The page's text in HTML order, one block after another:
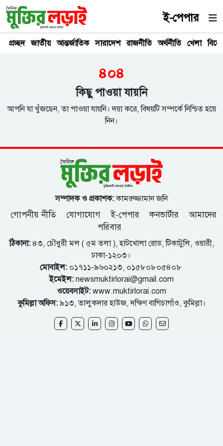
ই-পেপার
প্রচ্ছদ জাতীয় আন্তর্জাতিক সারাদেশ রাজনীতি অর্থনীতি খেলা
৪০৪
কিছু পাওয়া যায়নি
আপনি যা খুঁজছেন, তা পাওয়া যায়নি। দয়া করে, বিষয়টি সম্পর্কে নিশ্চিত হয়ে
নিন।
সম্পাদক ও প্রকাশক:কামরুজ্জামান জনি
গোপনীয় নীতি যোগাযোগ ই-পেপার কনভার্টার
আমাদের
পরিবার
ঠিকানা:৪৩, চৌধুরী মল ( ৫ম তলা ), হাটখোলা রোড, টিকাটুলি, ওয়ারী,
ঢাকা-১২০৩।
মোবাইল:০১৭১১-৯৬০২১৩, ০১৫৮০৮০৫৪০৮
ইমেইল: newsmuktirlorai@gmail.com
ওয়েবসাইট: www.muktirlorai.com
কুমিল্লা অফিস: ৯১৩, তালুকদার হাউজ, দক্ষিণ বাগিচাগাঁও, কুমিল্লা।